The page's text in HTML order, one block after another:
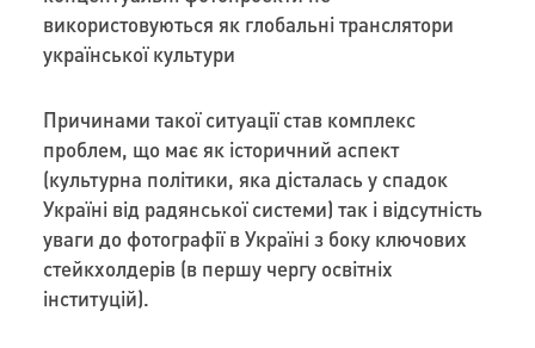
використовуються як глобальні транслятори
української культури
Причинами такої ситуації став комплекс
проблем, що має як історичний аспект
(культурна політики, яка дісталась у спадок
Україні від радянської системи) так і відсутність
уваги до фотографії в Україні з боку ключових
стейкхолдерів (в першу чергу освітніх
інституцій).